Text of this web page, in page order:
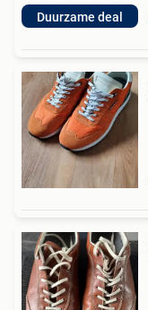
Duurzame deal